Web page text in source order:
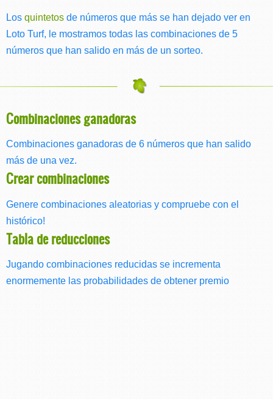
Los quintetos de números que más se han dejado ver en
Loto Turf, le mostramos todas las combinaciones de 5
números que han salido en más de un sorteo.
Combinaciones ganadoras
Combinaciones ganadoras de 6 números que han salido
más de una vez.
Crear combinaciones
Genere combinaciones aleatorias y compruebe con el
histórico!
Tabla de reducciones
Jugando combinaciones reducidas se incrementa
enormemente las probabilidades de obtener premio